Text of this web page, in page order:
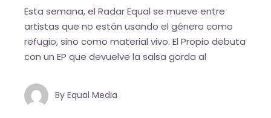
Esta semana, el Radar Equal se mueve entre
artistas que no están usando el género como
refugio, sino como material vivo. El Propio debuta
con un EP que devuelve la salsa gorda al
By Equal Media